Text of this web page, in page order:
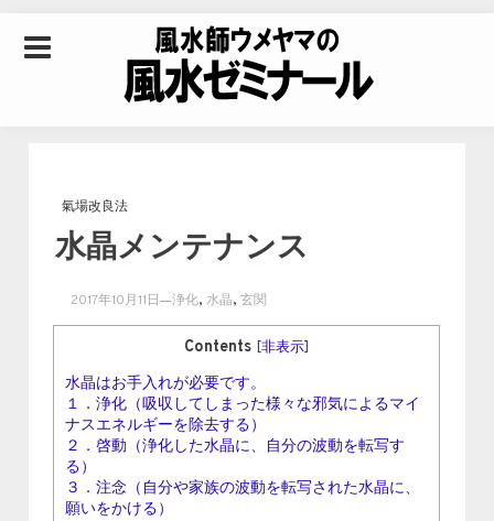
水ゼミナール｜風水
学・四柱推命学・易
学を合わせた立命講
座
氣場改良法
水晶メンテナンス
2017年10月11日 浄化,水晶,玄関
Contents [非表示]
水晶はお手入れが必要です。
１．浄化（吸収してしまった様々な邪気によるマイ
ナスエネルギーを除去する）
２．啓動（浄化した水晶に、自分の波動を転写す
る）
３．注念（自分や家族の波動を転写された水晶に、
願いをかける）